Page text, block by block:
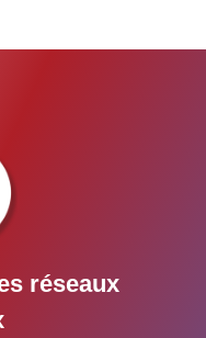
réseaux